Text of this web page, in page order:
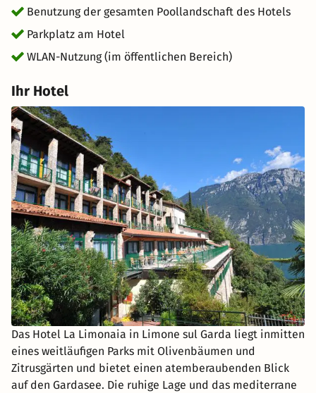
entspannen und die ruhige Atmosphäre genießen –
perfekt für eine unbeschwerte Auszeit am Gardasee.
Benutzung der gesamten Poollandschaft des Hotels
Parkplatz am Hotel
WLAN-Nutzung (im öffentlichen Bereich)
Ihr Hotel
Das Hotel La Limonaia in Limone sul Garda liegt inmitten
eines weitläufigen Parks mit Olivenbäumen und
Zitrusgärten und bietet einen atemberaubenden Blick
auf den Gardasee. Die ruhige Lage und das mediterrane